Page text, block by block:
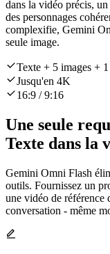
dans la vidéo précis,
des personnages
complexifie, Gemini
seule image.
Texte + 5 images +
Jusqu'en 4K
16:9 / 9:16
Une seule
Texte dans la
Gemini Omni Flash
outils. Fournissez un
une vidéo de référence
conversation - même